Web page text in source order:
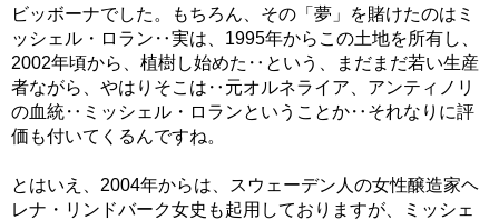
ビッボーナでした。もちろん、その「夢」を賭けたのはミ
ッシェル・ロラン‥実は、1995年からこの土地を所有し、
2002年頃から、植樹し始めた‥という、まだまだ若い生産
者ながら、やはりそこは‥元オルネライア、アンティノリ
の血統‥ミッシェル・ロランということか‥それなりに評
価も付いてくるんですね。
とはいえ、2004年からは、スウェーデン人の女性醸造家ヘ
レナ・リンドバーク女史も起用しておりますが、ミッシェ